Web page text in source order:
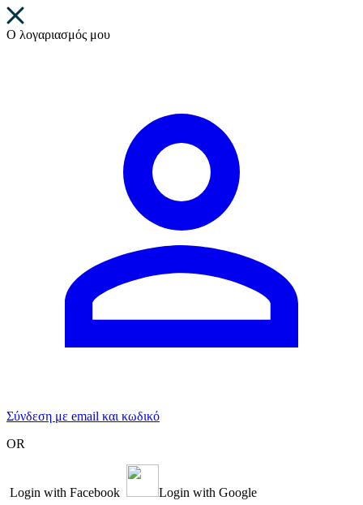
Ο λογαριασμός μου
Σύνδεση με email και κωδικό
OR
Login with Facebook Login with Google